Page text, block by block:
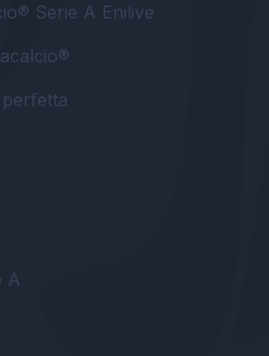
Serie A Enilive
A